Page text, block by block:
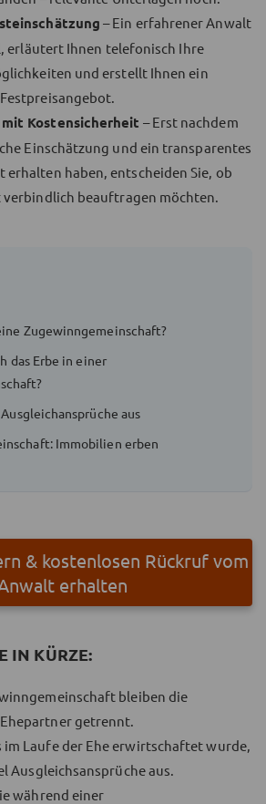
– Ein erfahrener Anwalt
erläutert Ihnen telefonisch Ihre
und erstellt Ihnen ein
Kostensicherheit – Erst nachdem
Einschätzung und ein transparentes
erhalten haben, entscheiden Sie, ob
verbindlich beauftragen möchten.
Zugewinngemeinschaft?
das Erbe in einer
aus
Immobilien erben
& kostenlosen Rückruf vom
erhalten
IN KÜRZE:
bleiben die
getrennt.
im Laufe der Ehe erwirtschaftet wurde,
Ausgleichsansprüche aus.
während einer